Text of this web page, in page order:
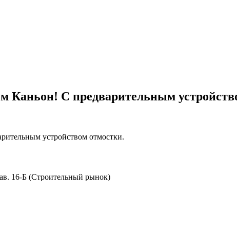
С предварительным
устройством отмостки.
16-Б (Строительный рынок)